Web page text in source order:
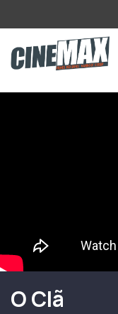
Saltar para o
Filme em
O Clã